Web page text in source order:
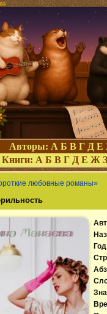
Авторы: А Б В Г Д Е
Книги: А Б В Г Д Е Ж З
любовные романы»